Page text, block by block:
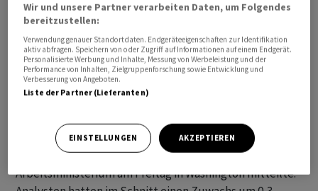
befragte Volkswirte hatten lediglich mit 180'000
gerechnet, nach einem deutlich aufwärts revidierten
Stellenplus von 333'000 im Dezember. Die getrennt
ermittelte Arbeitslosenquote verharrte im Januar auf
dem Vormonatswert von 3,7 Prozent. Experten hatten
Die durchschnittlichen Stundenlöhne erhöhten sich von
Dezember auf Januar um 0,6 Prozent, wie das US-
Arbeitsministerium am Freitag in Washington mitteilte.
Wir und unsere Partner verarbeiten Daten, um Folgendes
bereitzustellen:
Verwendung genauer Standortdaten. Endgeräteeigenschaften zur Identifikation
aktiv abfragen. Speichern von oder Zugriff auf Informationen auf einem Endgerät.
Personalisierte Werbung und Inhalte, Messung von Werbeleistung und der
Performance von Inhalten, Zielgruppenforschung sowie Entwicklung und
Verbesserung von Angeboten.
Liste der Partner (Lieferanten)
EINSTELLUNGEN AKZEPTIEREN